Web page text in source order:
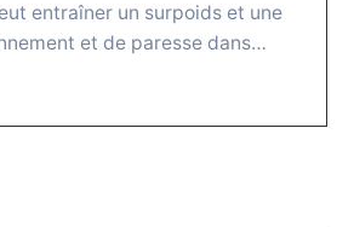
entraîner un surpoids et une
et de paresse dans…